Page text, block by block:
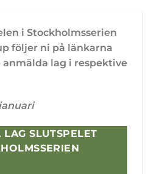
i Stockholmsserien
följer ni på länkarna
anmälda lag i respektive
SLUTSPELET